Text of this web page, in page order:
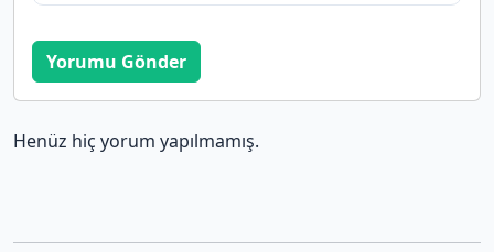
Yorumu Gönder
Henüz hiç yorum yapılmamış.